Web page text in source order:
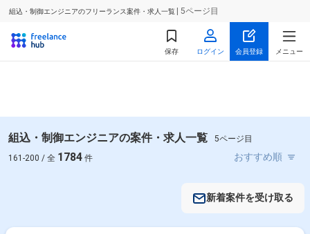
組込・制御エンジニアのフリーランス案件・求人一覧 | 5ページ目
保存 ログイン 会員登録 メニュー
組込・制御エンジニアの案件・求人一覧
5ページ目
161-200 / 全 1784 件
新着案件を受け取る